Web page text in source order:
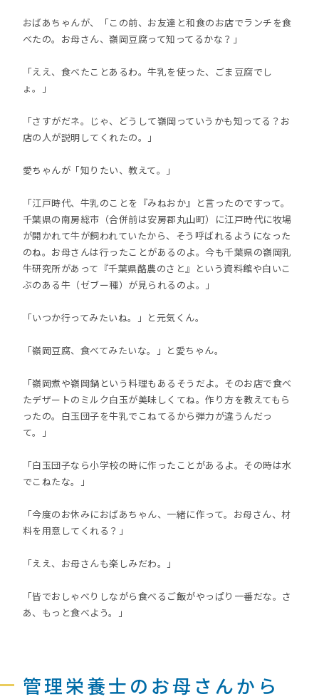
おばあちゃんが、「この前、お友達と和食のお店でランチを食
べたの。お母さん、嶺岡豆腐って知ってるかな？」
「ええ、食べたことあるわ。牛乳を使った、ごま豆腐でし
ょ。」
「さすがだネ。じゃ、どうして嶺岡っていうかも知ってる？お
店の人が説明してくれたの。」
愛ちゃんが「知りたい、教えて。」
「江戸時代、牛乳のことを『みねおか』と言ったのですって。
千葉県の南房総市（合併前は安房郡丸山町）に江戸時代に牧場
が開かれて牛が飼われていたから、そう呼ばれるようになった
のね。お母さんは行ったことがあるのよ。今も千葉県の嶺岡乳
牛研究所があって『千葉県酪農のさと』という資料館や白いこ
ぶのある牛（ゼブー種）が見られるのよ。」
「いつか行ってみたいね。」と元気くん。
「嶺岡豆腐、食べてみたいな。」と愛ちゃん。
「嶺岡煮や嶺岡鍋という料理もあるそうだよ。そのお店で食べ
たデザートのミルク白玉が美味しくてね。作り方を教えてもら
ったの。白玉団子を牛乳でこねてるから弾力が違うんだっ
て。」
「白玉団子なら小学校の時に作ったことがあるよ。その時は水
でこねたな。」
「今度のお休みにおばあちゃん、一緒に作って。お母さん、材
料を用意してくれる？」
「ええ、お母さんも楽しみだわ。」
「皆でおしゃべりしながら食べるご飯がやっぱり一番だな。さ
あ、もっと食べよう。」
管理栄養士のお母さんから